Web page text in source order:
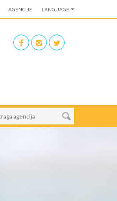
AGENCIJE LANGUAGE